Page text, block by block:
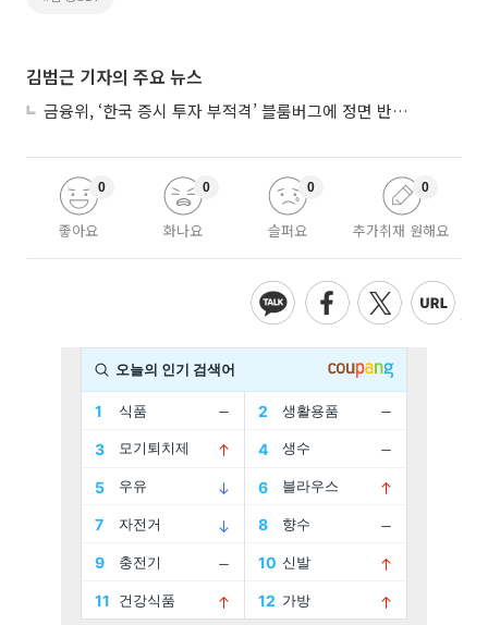
김범근 기자의 주요 뉴스
금융위, ‘한국 증시 투자 부적격’ 블룸버그에 정면 반박…“근거 불분명”
좋아요
0
화나요
0
슬퍼요
0
추가취재 원해요
0